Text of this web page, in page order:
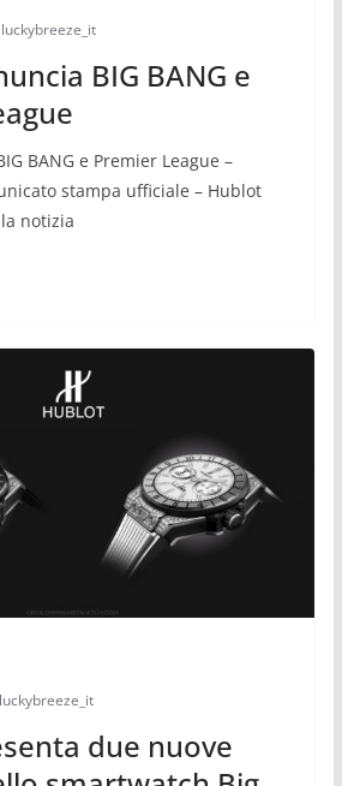
luckybreeze_it
BIG BANG e
BANG e Premier League –
stampa ufficiale – Hublot
notizia
luckybreeze_it
due nuove